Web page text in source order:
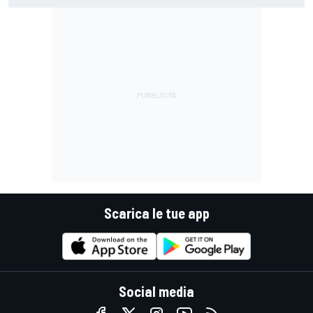
Scarica le tue app
Social media